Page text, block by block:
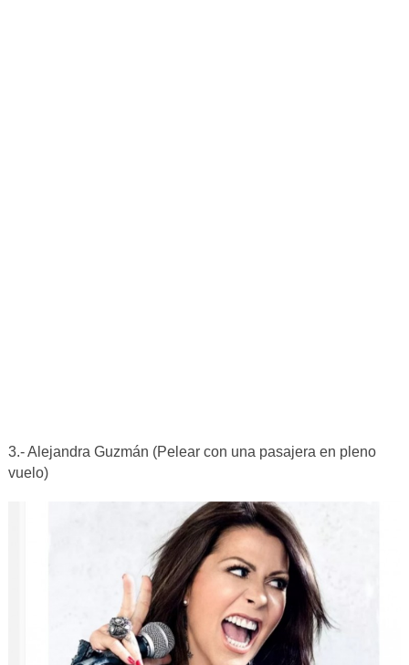
3.- Alejandra Guzmán (Pelear con una pasajera en pleno
vuelo)